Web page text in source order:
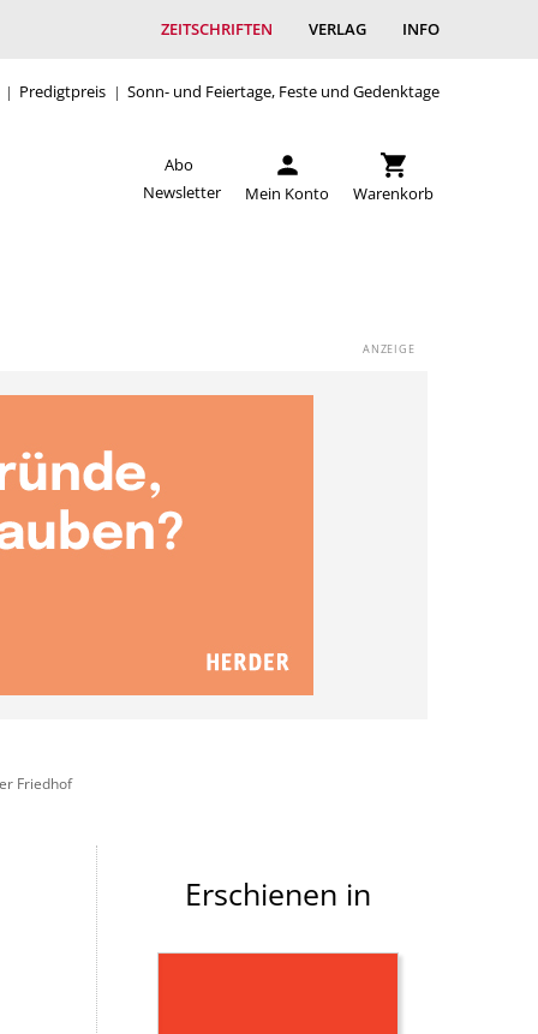
ZEITSCHRIFTEN VERLAG INFO
Predigtpreis Sonn- und Feiertage, Feste und Gedenktage
Abo
Newsletter
Mein Konto Warenkorb
Friedhof
Erschienen in